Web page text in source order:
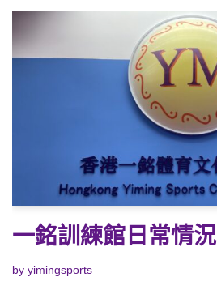
一銘訓練館日常情況
by yimingsports